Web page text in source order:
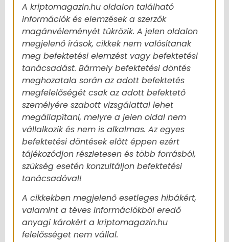
A kriptomagazin.hu oldalon található
információk és elemzések a szerzők
magánvéleményét tükrözik. A jelen oldalon
megjelenő írások, cikkek nem valósítanak
meg befektetési elemzést vagy befektetési
tanácsadást. Bármely befektetési döntés
meghozatala során az adott befektetés
megfelelőségét csak az adott befektető
személyére szabott vizsgálattal lehet
megállapítani, melyre a jelen oldal nem
vállalkozik és nem is alkalmas. Az egyes
befektetési döntések előtt éppen ezért
tájékozódjon részletesen és több forrásból,
szükség esetén konzultáljon befektetési
tanácsadóval!
A cikkekben megjelenő esetleges hibákért,
valamint a téves információkból eredő
anyagi károkért a kriptomagazin.hu
felelősséget nem vállal.